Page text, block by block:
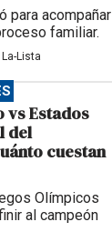
para acompañar
familiar.
Lista
vs Estados
del
cuestan
Olímpicos
al campeón